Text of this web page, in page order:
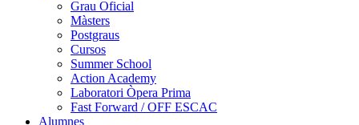
Grau Oficial
Màsters
Postgraus
Cursos
Summer School
Action Academy
Laboratori Òpera Prima
Fast Forward / OFF ESCAC
Alumnes